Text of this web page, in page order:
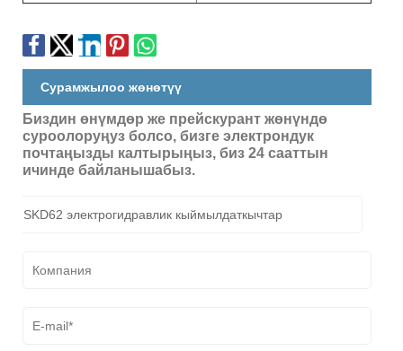
Сурамжылоо жөнөтүү
Биздин өнүмдөр же прейскурант жөнүндө
суроолоруңуз болсо, бизге электрондук
почтаңызды калтырыңыз, биз 24 сааттын
ичинде байланышабыз.